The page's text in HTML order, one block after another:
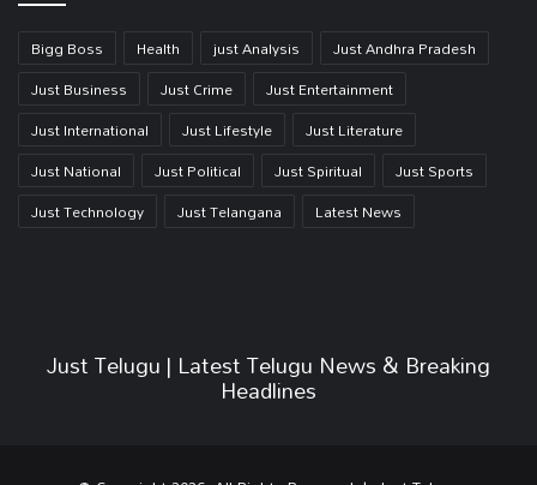
Bigg Boss Health just Analysis
Just Andhra Pradesh
Just Business
Just Crime
Just Entertainment
Just International
Just Lifestyle
Just Literature
Just National
Just Political Just Spiritual
Just Sports
Just Technology
Just Telangana Latest News
Just Telugu | Latest Telugu News & Breaking
Headlines